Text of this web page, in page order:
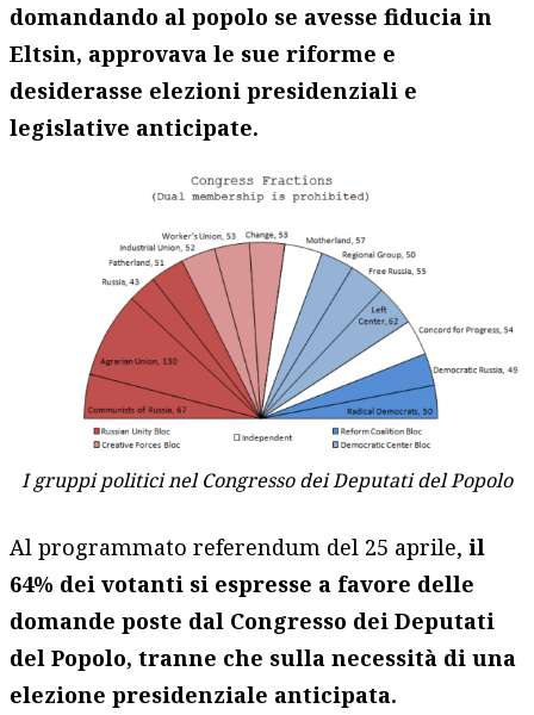
domandando al popolo se avesse fiducia in
Eltsin, approvava le sue riforme e
desiderasse elezioni presidenziali e
legislative anticipate.
I gruppi politici nel Congresso dei Deputati del Popolo
Al programmato referendum del 25 aprile,il
64% dei votanti si espresse a favore delle
domande poste dal Congresso dei Deputati
del Popolo, tranne che sulla necessità di una
elezione presidenziale anticipata.